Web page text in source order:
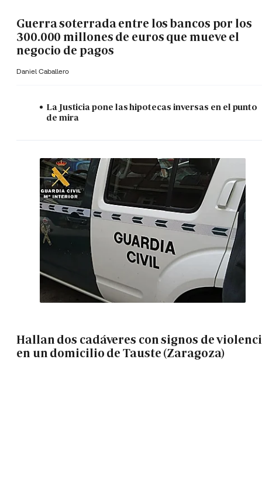
Guerra soterrada entre los bancos por los
300.000 millones de euros que mueve el
negocio de pagos
Daniel Caballero
La Justicia pone las hipotecas inversas en el punto
de mira
Hallan dos cadáveres con signos de
en un domicilio de Tauste (Zaragoza)